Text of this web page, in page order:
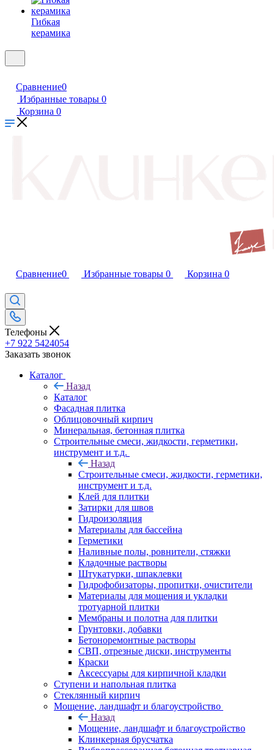
Гибкая
керамика
Сравнение0
Избранные товары 0
Корзина 0
Сравнение0 Избранные товары 0 Корзина 0
Телефоны
+7 922 5424054
Заказать звонок
Каталог
Назад
Каталог
Фасадная плитка
Облицовочный кирпич
Минеральная, бетонная плитка
Строительные смеси, жидкости, герметики,
инструмент и т.д.
Назад
Строительные смеси, жидкости, герметики,
инструмент и т.д.
Клей для плитки
Затирки для швов
Гидроизоляция
Материалы для бассейна
Герметики
Наливные полы, ровнители, стяжки
Кладочные растворы
Штукатурки, шпаклевки
Гидрофобизаторы, пропитки, очистители
Материалы для мощения и укладки
тротуарной плитки
Мембраны и полотна для плитки
Грунтовки, добавки
Бетоноремонтные растворы
СВП, отрезные диски, инструменты
Краски
Аксессуары для кирпичной кладки
Ступени и напольная плитка
Cтеклянный кирпич
Мощение, ландшафт и благоустройство
Назад
Мощение, ландшафт и благоустройство
Клинкерная брусчатка